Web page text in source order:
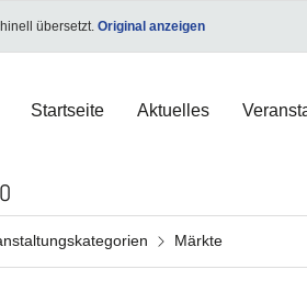
übersetzt. Original anzeigen
Startseite Aktuelles
Märkte